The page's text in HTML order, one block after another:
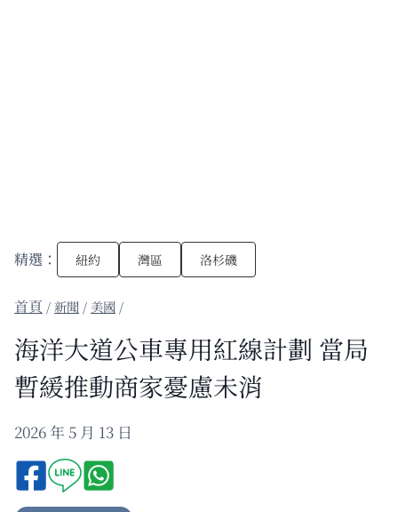
精選： 紐約 灣區 洛杉磯
/新聞 / 美國 /
海洋大道公車專用紅線計劃 當局
暫緩推動商家憂慮未消
2026 年 5 月 13 日